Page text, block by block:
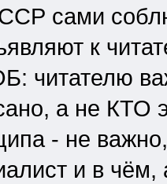
сами
к
читателю
а не КТО
- не
и в